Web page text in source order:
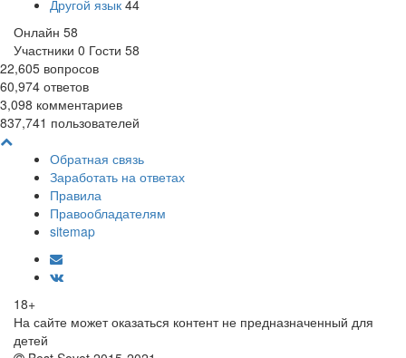
Другой язык 44
Онлайн 58
Участники 0 Гости 58
22,605 вопросов
60,974 ответов
3,098 комментариев
837,741 пользователей
Обратная связь
Заработать на ответах
Правила
Правообладателям
sitemap
18+
На сайте может оказаться контент не предназначенный для
детей